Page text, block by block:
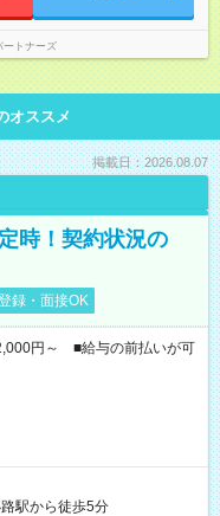
ートナーズ
オススメ
掲載日：2026.08.07
時！契約状況の
録・面接OK
円～ ■給与の前払いが可
駅から徒歩5分